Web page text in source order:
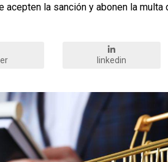
acepten la sanción y abonen la
linkedin